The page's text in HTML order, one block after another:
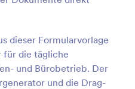
dieser Formularvorlage
für die tägliche
und Bürobetrieb. Der
und die Drag-
Formular